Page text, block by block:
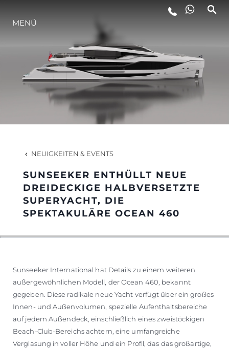
LIFESTYLE
INNOVATION
DIE FIRMA
DAS TEAM
GESCHICHTE
MENÜ
NEUIGKEITEN & EVENTS
SUNSEEKER ENTHÜLLT NEUE
DREIDECKIGE HALBVERSETZTE
SUPERYACHT, DIE
SPEKTAKULÄRE OCEAN 460
Sunseeker International hat Details zu einem weiteren
außergewöhnlichen Modell, der Ocean 460, bekannt
gegeben. Diese radikale neue Yacht verfügt über ein großes
Innen- und Außenvolumen, spezielle Aufenthaltsbereiche
auf jedem Außendeck, einschließlich eines zweistöckigen
Beach-Club-Bereichs achtern, eine umfangreiche
Verglasung in voller Höhe und ein Profil, das das großartige,